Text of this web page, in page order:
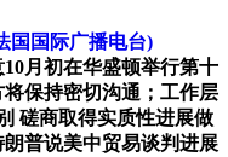
国国际广播电台)
月初在华盛顿举行第十
保持密切沟通；工作层
磋商取得实质性进展做
普说美中贸易谈判进展